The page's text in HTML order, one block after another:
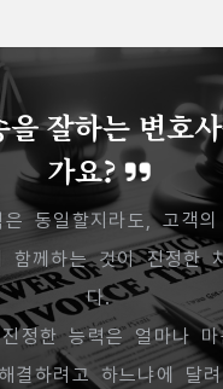
잘하는 변호
가요?
은 동일할지라도, 고객
함께하는 것이 진정한
다.
정한 능력은 얼마나
결하려고 하느냐에 달